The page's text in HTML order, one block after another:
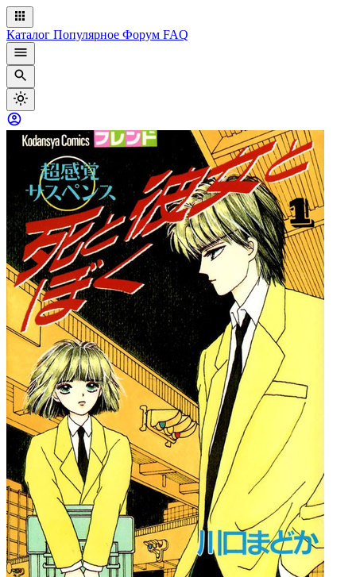
Каталог Популярное Форум FAQ